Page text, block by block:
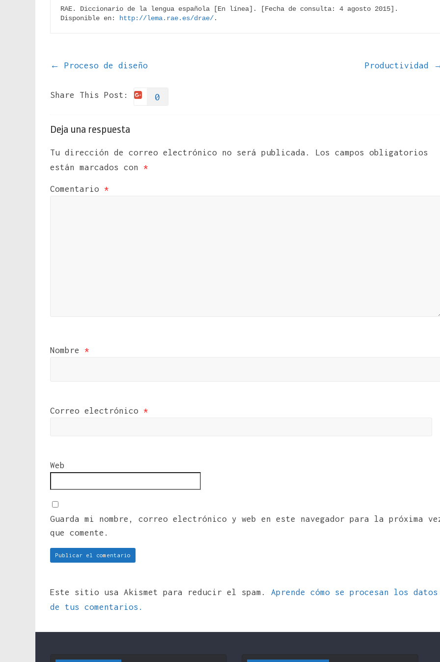
RAE. Diccionario de la lengua española [En línea]. [Fecha de consulta: 4 agosto 2015].
Disponible en:
http://lema.rae.es/drae/.
← Proceso de diseño Productividad
Share This Post: 0
Deja una respuesta
Tu dirección de correo electrónico no será publicada.
Los campos obligatorios
están marcados con *
Comentario *
Nombre *
Correo electrónico *
Web
Guarda mi nombre, correo electrónico y web en este navegador para la próxima
que comente.
Este sitio usa Akismet para reducir el spam. Aprende cómo se procesan los datos
de tus comentarios.